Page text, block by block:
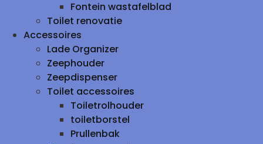
Fontein wastafelblad
Toilet renovatie
Accessoires
Lade Organizer
Zeephouder
Zeepdispenser
Toilet accessoires
Toiletrolhouder
toiletborstel
Prullenbak